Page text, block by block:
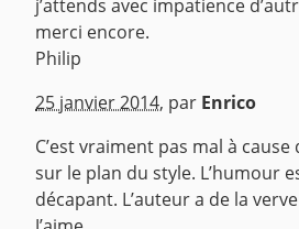
j’attends avec impatience
merci encore.
Philip
^
25 janvier 2014, par Enrico
C’est vraiment pas mal à
sur le plan du style. L’humour
décapant. L’auteur a de la